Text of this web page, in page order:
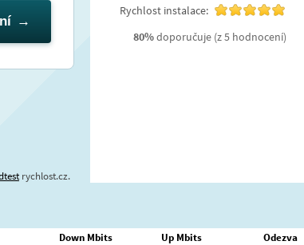
rychlost.cz.
Rychlost instalace:
80%doporučuje (z 5 hodnocení)
Down Mbits Up Mbits
Odezva